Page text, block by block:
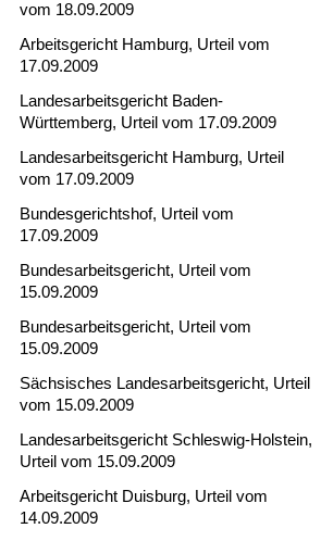
vom 18.09.2009
Arbeitsgericht Hamburg, Urteil vom
17.09.2009
Landesarbeitsgericht Baden-
Württemberg, Urteil vom 17.09.2009
Landesarbeitsgericht Hamburg, Urteil
vom 17.09.2009
Bundesgerichtshof, Urteil vom
17.09.2009
Bundesarbeitsgericht, Urteil vom
15.09.2009
Bundesarbeitsgericht, Urteil vom
15.09.2009
Sächsisches Landesarbeitsgericht, Urteil
vom 15.09.2009
Landesarbeitsgericht Schleswig-Holstein,
Urteil vom 15.09.2009
Arbeitsgericht Duisburg, Urteil vom
14.09.2009